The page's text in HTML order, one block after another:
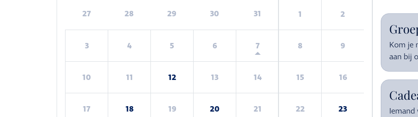
27 28 29 30 31 1 2
3 4 5 6 7 8 9
10 11 12 13 14 15 16
17 18 19 20 21 22 23
Kom je
aan bij
Iemand